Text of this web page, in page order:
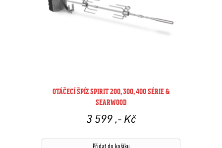
OTÁČECÍ ŠPÍZ SPIRIT 200, 300, 400 SÉRIE &
SEARWOOD
3 599 ,- Kč